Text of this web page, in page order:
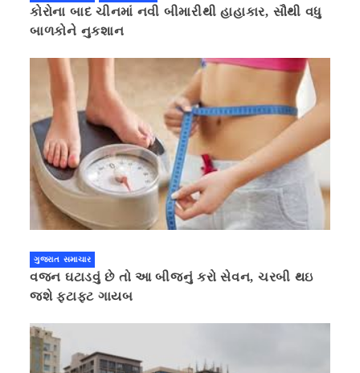
કોરોના બાદ ચીનમાં નવી બીમારીથી હાહાકાર, સૌથી વધુ
બાળકોને નુકશાન
ગુજરાત સમાચાર
વજન ઘટાડવું છે તો આ બીજનું કરો સેવન, ચરબી થઇ
જશે ફટાફટ ગાયબ